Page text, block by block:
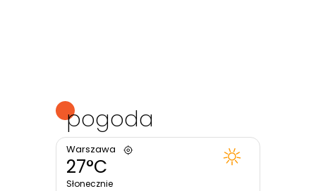
pogoda
Warszawa
27°C
Słonecznie